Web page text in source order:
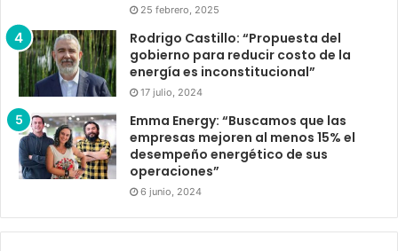
25 febrero, 2025
Rodrigo Castillo: “Propuesta del
gobierno para reducir costo de la
energía es inconstitucional”
17 julio, 2024
Emma Energy: “Buscamos que las
empresas mejoren al menos 15% el
desempeño energético de sus
operaciones”
6 junio, 2024